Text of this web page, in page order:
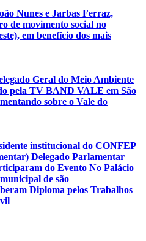
Nunes e Jarbas Ferraz,
de movimento social no
em benefício dos mais
Geral do Meio Ambiente
pela TV BAND VALE em São
sobre o Vale do
institucional do CONFEP
Delegado Parlamentar
do Evento No Palácio
de são
Diploma pelos Trabalhos